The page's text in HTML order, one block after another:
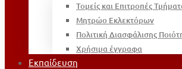
Τομείς και Επιτροπές
Μητρώο Εκλεκτόρων
Πολιτική Διασφάλισης
Χρήσιμα έγγραφα
Εκπαίδευση